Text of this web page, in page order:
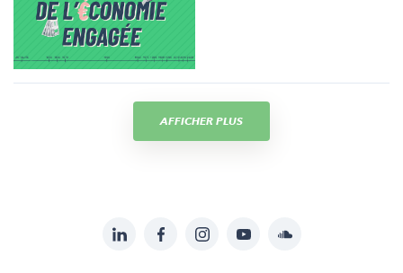
AFFICHER PLUS
LinkedInFacebookInstagramYouTubeSoundcloud